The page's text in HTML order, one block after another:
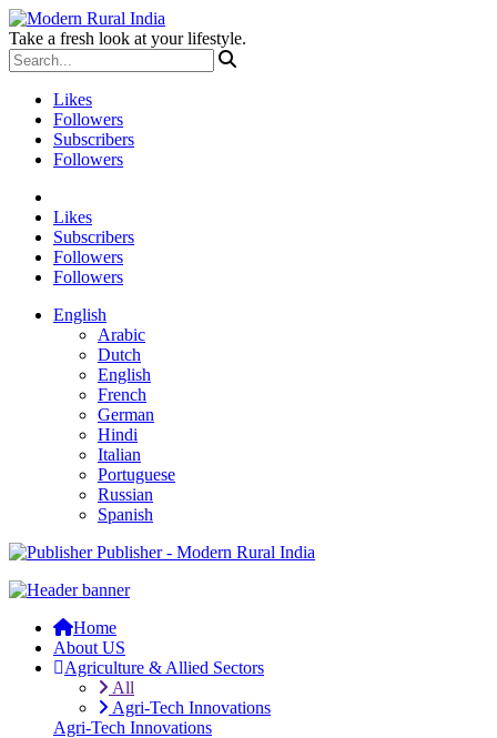
Take a fresh look at your lifestyle.
Likes
Followers
Subscribers
Followers
Likes
Subscribers
Followers
Followers
English
Arabic
Dutch
English
French
German
Hindi
Italian
Portuguese
Russian
Spanish
Publisher - Modern Rural India
Home
About US
Agriculture & Allied Sectors
All
Agri-Tech Innovations
Agri-Tech Innovations